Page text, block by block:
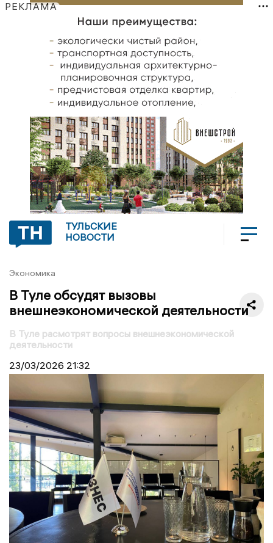
РЕКЛАМА
ТУЛЬСКИЕ
НОВОСТИ
Экономика
В Туле обсудят вызовы
внешнеэкономической деятельности
В Туле расмотрят вопросы внешнеэкономической
деятельности
23/03/2026 21:32